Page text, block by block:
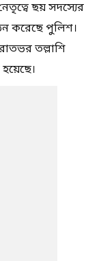
ছয় সদস্যের
করেছে পুলিশ।
তল্লাশি